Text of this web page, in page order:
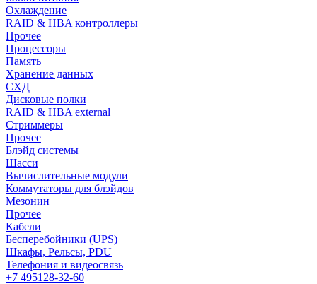
Охлаждение
RAID & HBA контроллеры
Прочее
Процессоры
Память
Хранение данных
СХД
Дисковые полки
RAID & HBA external
Стриммеры
Прочее
Блэйд системы
Шасси
Вычислительные модули
Коммутаторы для блэйдов
Мезонин
Прочее
Кабели
Бесперебойники (UPS)
Шкафы, Рельсы, PDU
Телефония и видеосвязь
+7 495128-32-60